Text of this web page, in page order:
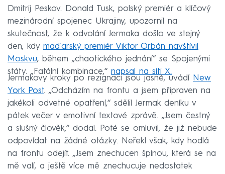
Dmitrij Peskov. Donald Tusk, polský premiér a klíčový
mezinárodní spojenec Ukrajiny, upozornil na
skutečnost, že k odvolání Jermaka došlo ve stejný
den, kdy maďarský premiér Viktor Orbán navštívil
Moskvu, během „chaotického jednání“ se Spojenými
státy. „Fatální kombinace,“ napsal na síti X.
Jermakovy kroky po rezignaci jsou jasné, uvádí New
York Post. „Odcházím na frontu a jsem připraven na
jakékoli odvetné opatření,“ sdělil Jermak deníku v
pátek večer v emotivní textové zprávě. „Jsem čestný
a slušný člověk,“ dodal. Poté se omluvil, že již nebude
odpovídat na žádné otázky. Neřekl však, kdy hodlá
na frontu odejít. „Jsem znechucen špínou, která se na
mě valí, a ještě více mě znechucuje nedostatek